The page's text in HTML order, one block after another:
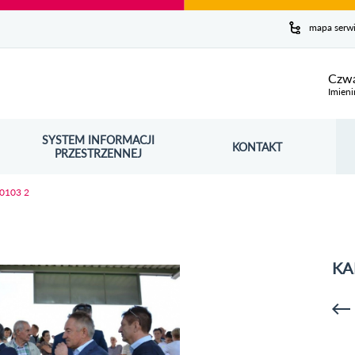
mapa
SYSTEM INFORMACJI
PRZESTRZENNEJ
OTWORZY SIĘ W NOWYM OKNIE KONTAKT
2